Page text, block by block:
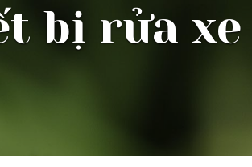
bị rửa